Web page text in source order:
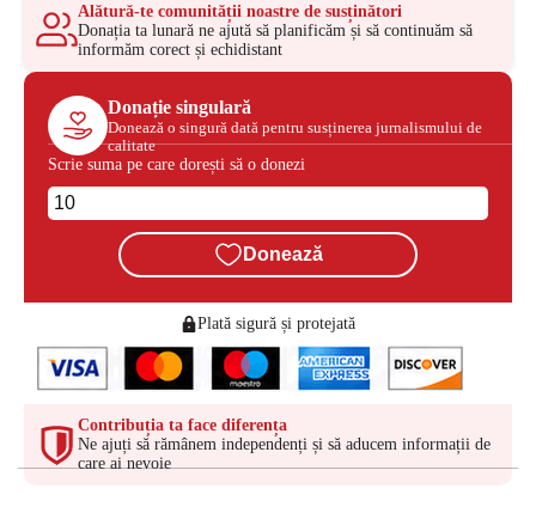
Alătură-te comunității noastre de susținători
Donația ta lunară ne ajută să planificăm și să continuăm să
informăm corect și echidistant
Donație singulară
Donează o singură dată pentru susținerea jurnalismului de
calitate
Scrie suma pe care dorești să o donezi
Donează
Plată sigură și protejată
Contribuția ta face diferența
Ne ajuți să rămânem independenți și să aducem informații de
care ai nevoie